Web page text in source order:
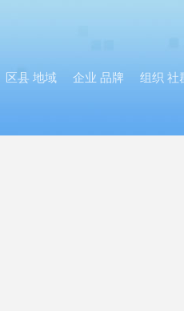
区县 地域 企业 品牌 组织 社